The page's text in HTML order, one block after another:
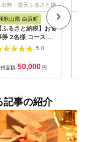
出典：楽天ふるさと納
歌山県 白浜町
ふるさと納税】お食
券 2名様 コース 近
大学水産研究所 近
マグロを食す | 券
券 人気 おすすめ 送
無料
5.0
金額: 50,000 円
記事の紹介